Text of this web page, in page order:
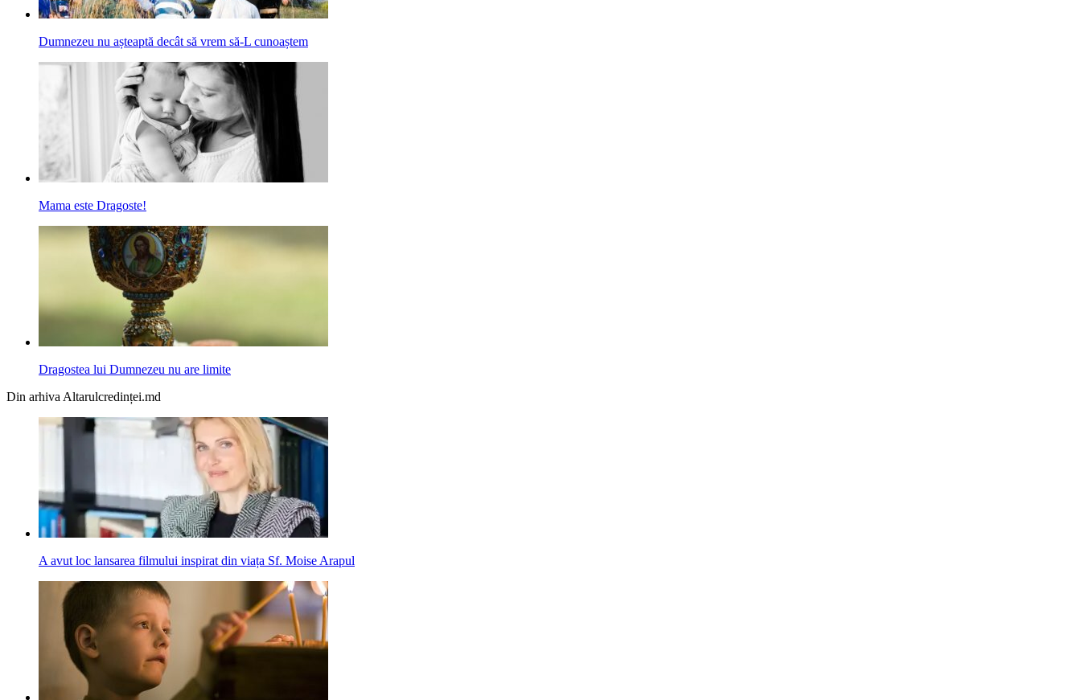
Dumnezeu nu așteaptă decât să vrem să-L cunoaștem
Mama este Dragoste!
Dragostea lui Dumnezeu nu are limite
Din arhiva Altarulcredinței.md
A avut loc lansarea filmului inspirat din viața Sf. Moise Arapul